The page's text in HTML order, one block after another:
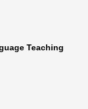
Teaching